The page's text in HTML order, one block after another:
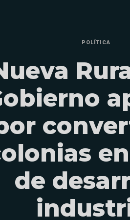
POLÍTICA
de